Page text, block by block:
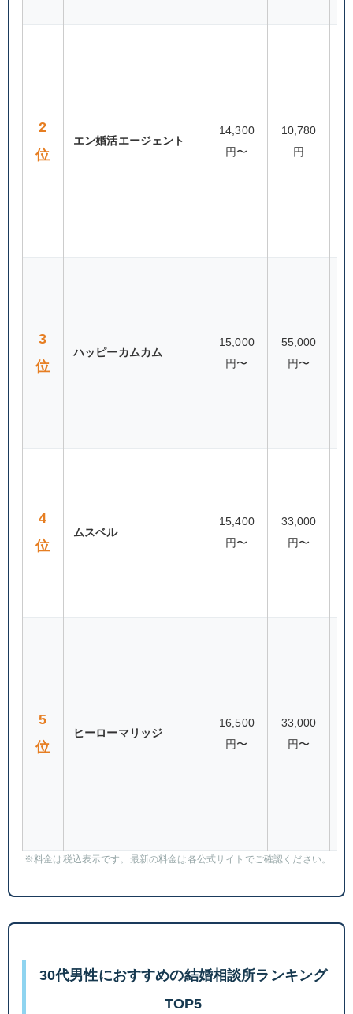
2
位
エン婚活エージェント
14,300
円〜
10,780
円
3
位
ハッピーカムカム
15,000
円〜
55,000
円〜
4
位
ムスベル
15,400
円〜
33,000
円〜
5
位
ヒーローマリッジ
16,500
円〜
33,000
円〜
※料金は税込表示です。最新の料金は各公式サイトでご確認ください。
30代男性におすすめの結婚相談所ランキング
TOP5